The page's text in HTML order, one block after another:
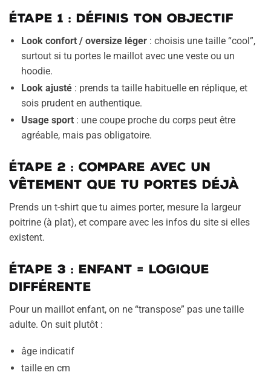
Étape 1 : définis ton objectif
Look confort / oversize léger : choisis une taille “cool”,
surtout si tu portes le maillot avec une veste ou un
hoodie.
Look ajusté : prends ta taille habituelle en réplique, et
sois prudent en authentique.
Usage sport : une coupe proche du corps peut être
agréable, mais pas obligatoire.
Étape 2 : compare avec un
vêtement que tu portes déjà
Prends un t-shirt que tu aimes porter, mesure la largeur
poitrine (à plat), et compare avec les infos du site si elles
existent.
Étape 3 : enfant = logique
différente
Pour un maillot enfant, on ne “transpose” pas une taille
adulte. On suit plutôt :
âge indicatif
taille en cm